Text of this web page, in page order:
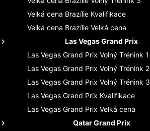
Velká cena Brazílie Kvalifikace
Velká cena Brazílie Velká cena
Las Vegas Grand Prix
Las Vegas Grand Prix Volný Trénink 1
Las Vegas Grand Prix Volný Trénink 2
Las Vegas Grand Prix Volný Trénink 3
Las Vegas Grand Prix Kvalifikace
Las Vegas Grand Prix Velká cena
Qatar Grand Prix